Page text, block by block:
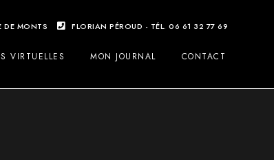
DE MONTS FLORIAN PÉROUD - TÉL. 06 61 32 77 69
VIRTUELLES MON JOURNAL CONTACT